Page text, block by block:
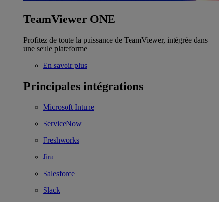
TeamViewer ONE
Profitez de toute la puissance de TeamViewer, intégrée dans
une seule plateforme.
En savoir plus
Principales intégrations
Microsoft Intune
ServiceNow
Freshworks
Jira
Salesforce
Slack